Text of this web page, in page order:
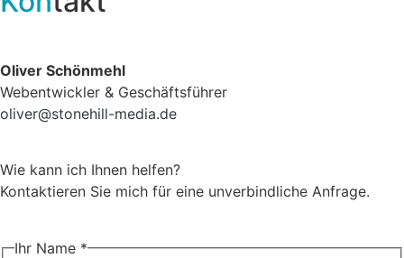
Oliver Schönmehl
Webentwickler & Geschäftsführer
oliver@stonehill-media.de
Wie kann ich Ihnen helfen?
Kontaktieren Sie mich für eine unverbindliche Anfrage.
Ihr Name *